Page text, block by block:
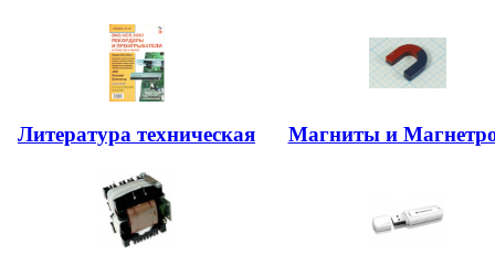
Литература техническая Магниты и